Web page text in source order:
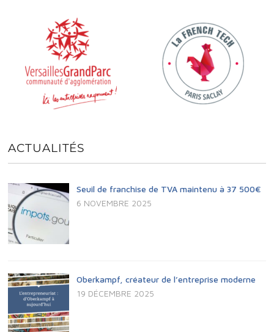
ACTUALITÉS
Seuil de franchise de TVA maintenu à 37 500€
6 NOVEMBRE 2025
Oberkampf, créateur de l’entreprise moderne
19 DÉCEMBRE 2025